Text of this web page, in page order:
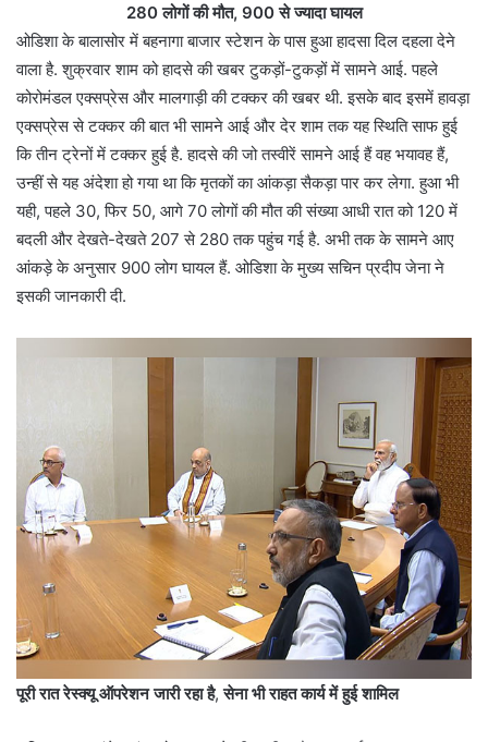
280 लोगों की मौत, 900 से ज्यादा घायल
ओडिशा के बालासोर में बहनागा बाजार स्टेशन के पास हुआ हादसा दिल दहला देने
वाला है. शुक्रवार शाम को हादसे की खबर टुकड़ों-टुकड़ों में सामने आई. पहले
कोरोमंडल एक्सप्रेस और मालगाड़ी की टक्कर की खबर थी. इसके बाद इसमें हावड़ा
एक्सप्रेस से टक्कर की बात भी सामने आई और देर शाम तक यह स्थिति साफ हुई
कि तीन ट्रेनों में टक्कर हुई है. हादसे की जो तस्वीरें सामने आई हैं वह भयावह हैं,
उन्हीं से यह अंदेशा हो गया था कि मृतकों का आंकड़ा सैकड़ा पार कर लेगा. हुआ भी
यही, पहले 30, फिर 50, आगे 70 लोगों की मौत की संख्या आधी रात को 120 में
बदली और देखते-देखते 207 से 280 तक पहुंच गई है. अभी तक के सामने आए
आंकड़े के अनुसार 900 लोग घायल हैं. ओडिशा के मुख्य सचिन प्रदीप जेना ने
इसकी जानकारी दी.
पूरी रात रेस्क्यू ऑपरेशन जारी रहा है,सेना भी राहत कार्य में हुई शामिल